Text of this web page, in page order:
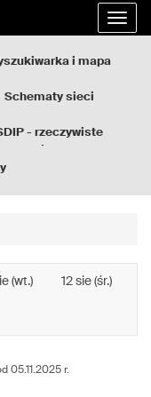
i mapa
Schematy sieci
- rzeczywiste
(wt.) 12 sie (śr.)
05.11.2025 r.